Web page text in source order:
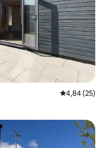
Średnia
4,84 (25)